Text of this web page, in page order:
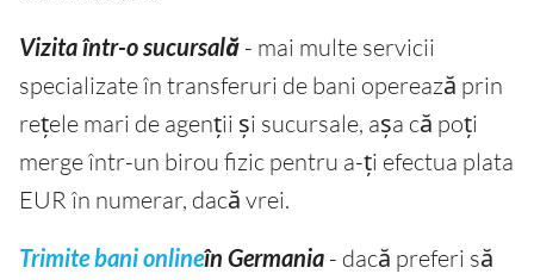
Vizita într-o sucursală - mai multe servicii
specializate în transferuri de bani operează prin
rețele mari de agenții și sucursale, așa că poți
merge într-un birou fizic pentru a-ți efectua plata
EUR în numerar, dacă vrei.
Trimite bani onlineîn Germania - dacă preferi să